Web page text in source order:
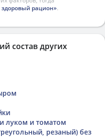
рацион».
состав других
луком и томатом
резаный) без